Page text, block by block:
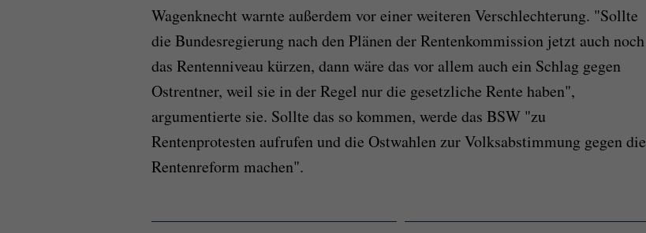
Wagenknecht warnte außerdem vor einer weiteren Verschlechterung. "Sollte
die Bundesregierung nach den Plänen der Rentenkommission jetzt auch noch
das Rentenniveau kürzen, dann wäre das vor allem auch ein Schlag gegen
Ostrentner, weil sie in der Regel nur die gesetzliche Rente haben",
argumentierte sie. Sollte das so kommen, werde das BSW "zu
Rentenprotesten aufrufen und die Ostwahlen zur Volksabstimmung gegen die
Rentenreform machen".